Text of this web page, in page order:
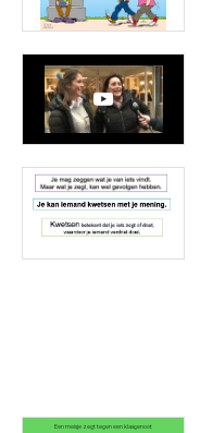
Een meisje zegt tegen een klasgenoot